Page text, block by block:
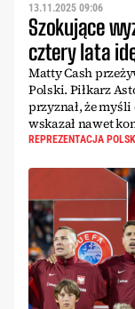
13.11.2025 09:06
Szokujące
cztery lata
Matty Cash
Polski. Piłkarz
przyznał, że
wskazał nawet
REPREZENTACJA